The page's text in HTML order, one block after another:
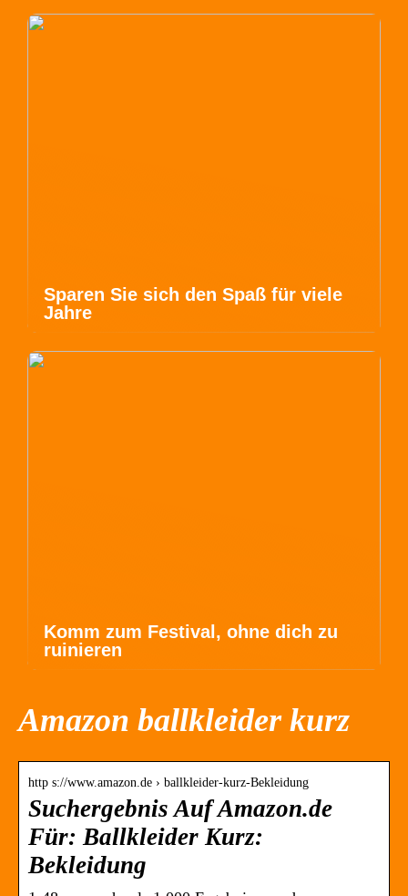
Sparen Sie sich den Spaß für viele
Jahre
Komm zum Festival, ohne dich zu
ruinieren
Amazon ballkleider kurz
http s://www.amazon.de › ballkleider-kurz-Bekleidung
Suchergebnis Auf Amazon.de
Für: Ballkleider Kurz:
Bekleidung